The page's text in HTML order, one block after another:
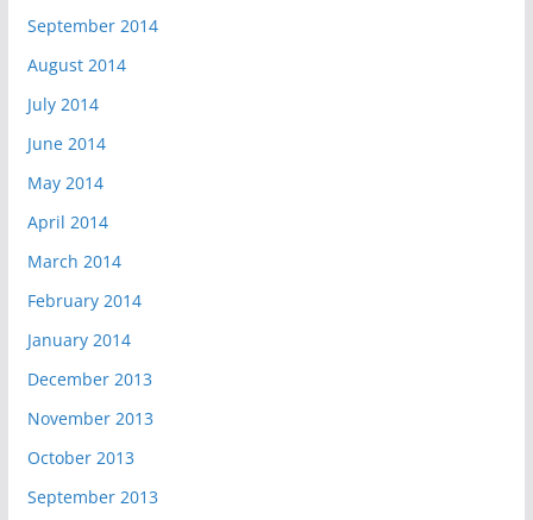
September 2014
August 2014
July 2014
June 2014
May 2014
April 2014
March 2014
February 2014
January 2014
December 2013
November 2013
October 2013
September 2013